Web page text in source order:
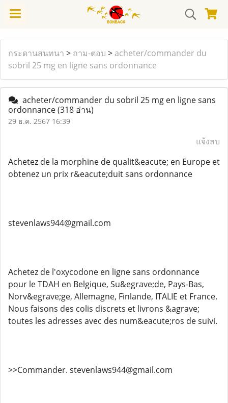
กระดานสนทนา > ถาม-ตอบ > acheter/commander du
sobril 25 mg en ligne sans ordonnance
acheter/commander du sobril 25 mg en ligne sans
ordonnance(318 อ่าน)
29 ธ.ค. 2567 16:39
แจ้งลบ
Achetez de la morphine de qualit&eacute; en Europe et
obtenez un prix r&eacute;duit sans ordonnance
stevenlaws944@gmail.com
Achetez de l'oxycodone en ligne sans ordonnance
pour le TDAH en Belgique, Su&egrave;de, Pays-Bas,
Norv&egrave;ge, Allemagne, Finlande, ITALIE et France.
Nous faisons des colis discrets et livrons &agrave;
toutes les adresses avec des num&eacute;ros de suivi.
>>Commander. stevenlaws944@gmail.com